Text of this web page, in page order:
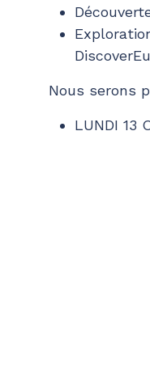
Nous serons
LUNDI 13